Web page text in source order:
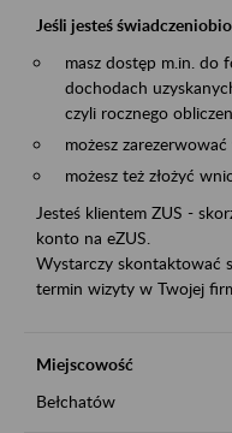
Jeśli jesteś
masz dostęp m.in. do
dochodach
czyli rocznego
możesz zarezerwować
możesz też złożyć
Jesteś klientem ZUS -
konto na eZUS.
Wystarczy skontaktować
termin wizyty w Twojej
Miejscowość
Bełchatów